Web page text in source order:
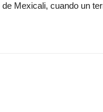
Mexicali, cuando un